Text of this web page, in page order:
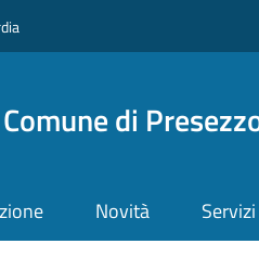
Comune di
Novità Servizi